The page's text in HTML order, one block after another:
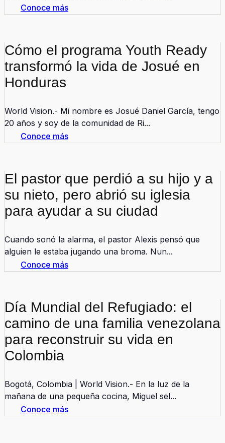
Conoce más
Cómo el programa Youth Ready
transformó la vida de Josué en
Honduras
World Vision.- Mi nombre es Josué Daniel García, tengo
20 años y soy de la comunidad de Ri...
Conoce más
El pastor que perdió a su hijo y a
su nieto, pero abrió su iglesia
para ayudar a su ciudad
Cuando sonó la alarma, el pastor Alexis pensó que
alguien le estaba jugando una broma. Nun...
Conoce más
Día Mundial del Refugiado: el
camino de una familia venezolana
para reconstruir su vida en
Colombia
Bogotá, Colombia | World Vision.- En la luz de la
mañana de una pequeña cocina, Miguel sel...
Conoce más